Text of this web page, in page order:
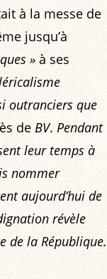
à la messe de
jusqu’à
» à ses
outranciers que
de BV. Pendant
leur temps à
nommer
aujourd’hui de
révèle
de la République.